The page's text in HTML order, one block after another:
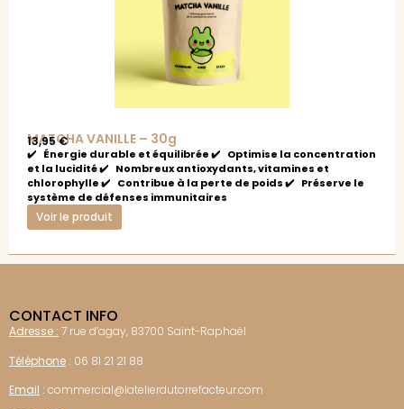
MATCHA VANILLE – 30g
13,95€
✔️ Énergie durable et équilibrée ✔️ Optimise la concentration
et la lucidité ✔️ Nombreux antioxydants, vitamines et
chlorophylle ✔️ Contribue à la perte de poids ✔️ Préserve le
système de défenses immunitaires
Voir le produit
CONTACT INFO
Adresse : 7 rue d’agay, 83700 Saint-Raphaël
Téléphone : 06 81 21 21 88
Email : commercial@latelierdutorrefacteur.com